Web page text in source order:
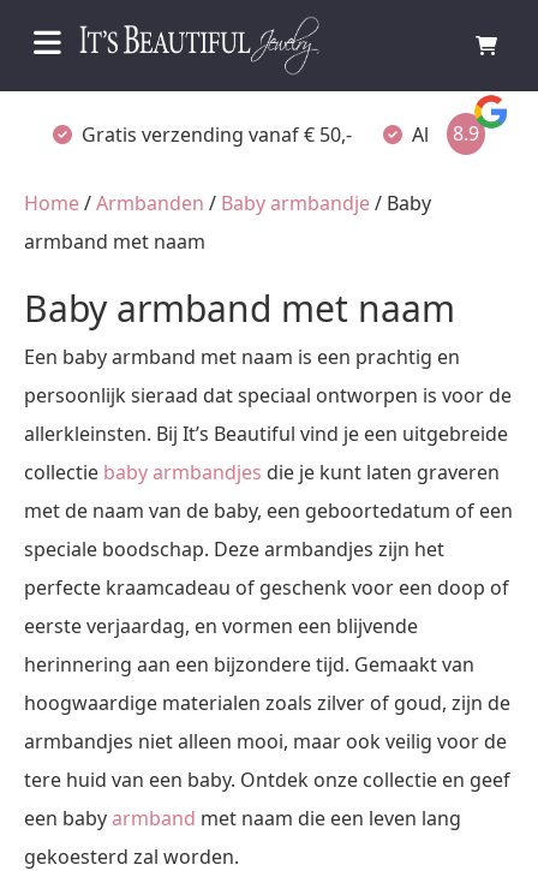
Gratis verzending vanaf € 50,- Altijd verpakt
8.9
Home/Armbanden / Baby armbandje/ Baby
armband met naam
Baby armband met naam
Een baby armband met naam is een prachtig en
persoonlijk sieraad dat speciaal ontworpen is voor de
allerkleinsten. Bij It’s Beautiful vind je een uitgebreide
collectie baby armbandjes die je kunt laten graveren
met de naam van de baby, een geboortedatum of een
speciale boodschap. Deze armbandjes zijn het
perfecte kraamcadeau of geschenk voor een doop of
eerste verjaardag, en vormen een blijvende
herinnering aan een bijzondere tijd. Gemaakt van
hoogwaardige materialen zoals zilver of goud, zijn de
armbandjes niet alleen mooi, maar ook veilig voor de
tere huid van een baby. Ontdek onze collectie en geef
een babyarmband met naam die een leven lang
gekoesterd zal worden.